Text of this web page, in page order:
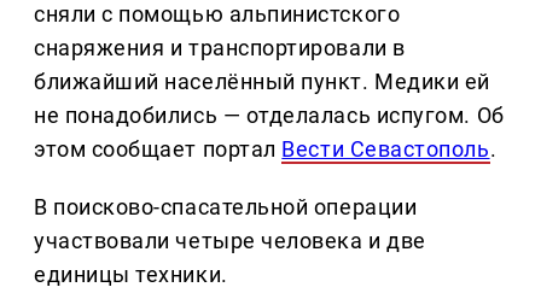
сняли с помощью альпинистского
снаряжения и транспортировали в
ближайший населённый пункт. Медики ей
не понадобились — отделалась испугом. Об
этом сообщает портал Вести Севастополь.
В поисково-спасательной операции
участвовали четыре человека и две
единицы техники.